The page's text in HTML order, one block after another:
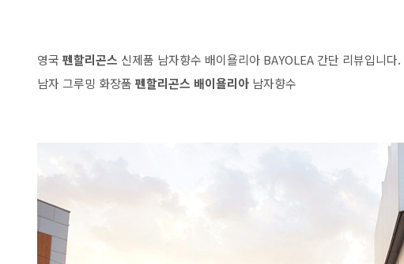
영국 펜할리곤스 신제품 남자향수 배이욜리아 BAYOLEA 간단 리뷰입니다.
남자 그루밍 화장품 펜할리곤스 배이욜리아 남자향수